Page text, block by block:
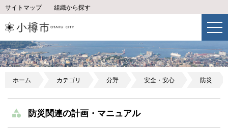
サイトマップ 組織から探す
ホーム カテゴリ 分野 安全・安心 防災
防災関連の計画・マニュアル